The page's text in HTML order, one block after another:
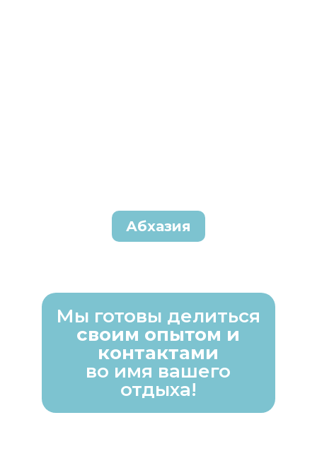
Абхазия
Мы готовы делиться
своим опытом и
контактами
во имя вашего
отдыха!